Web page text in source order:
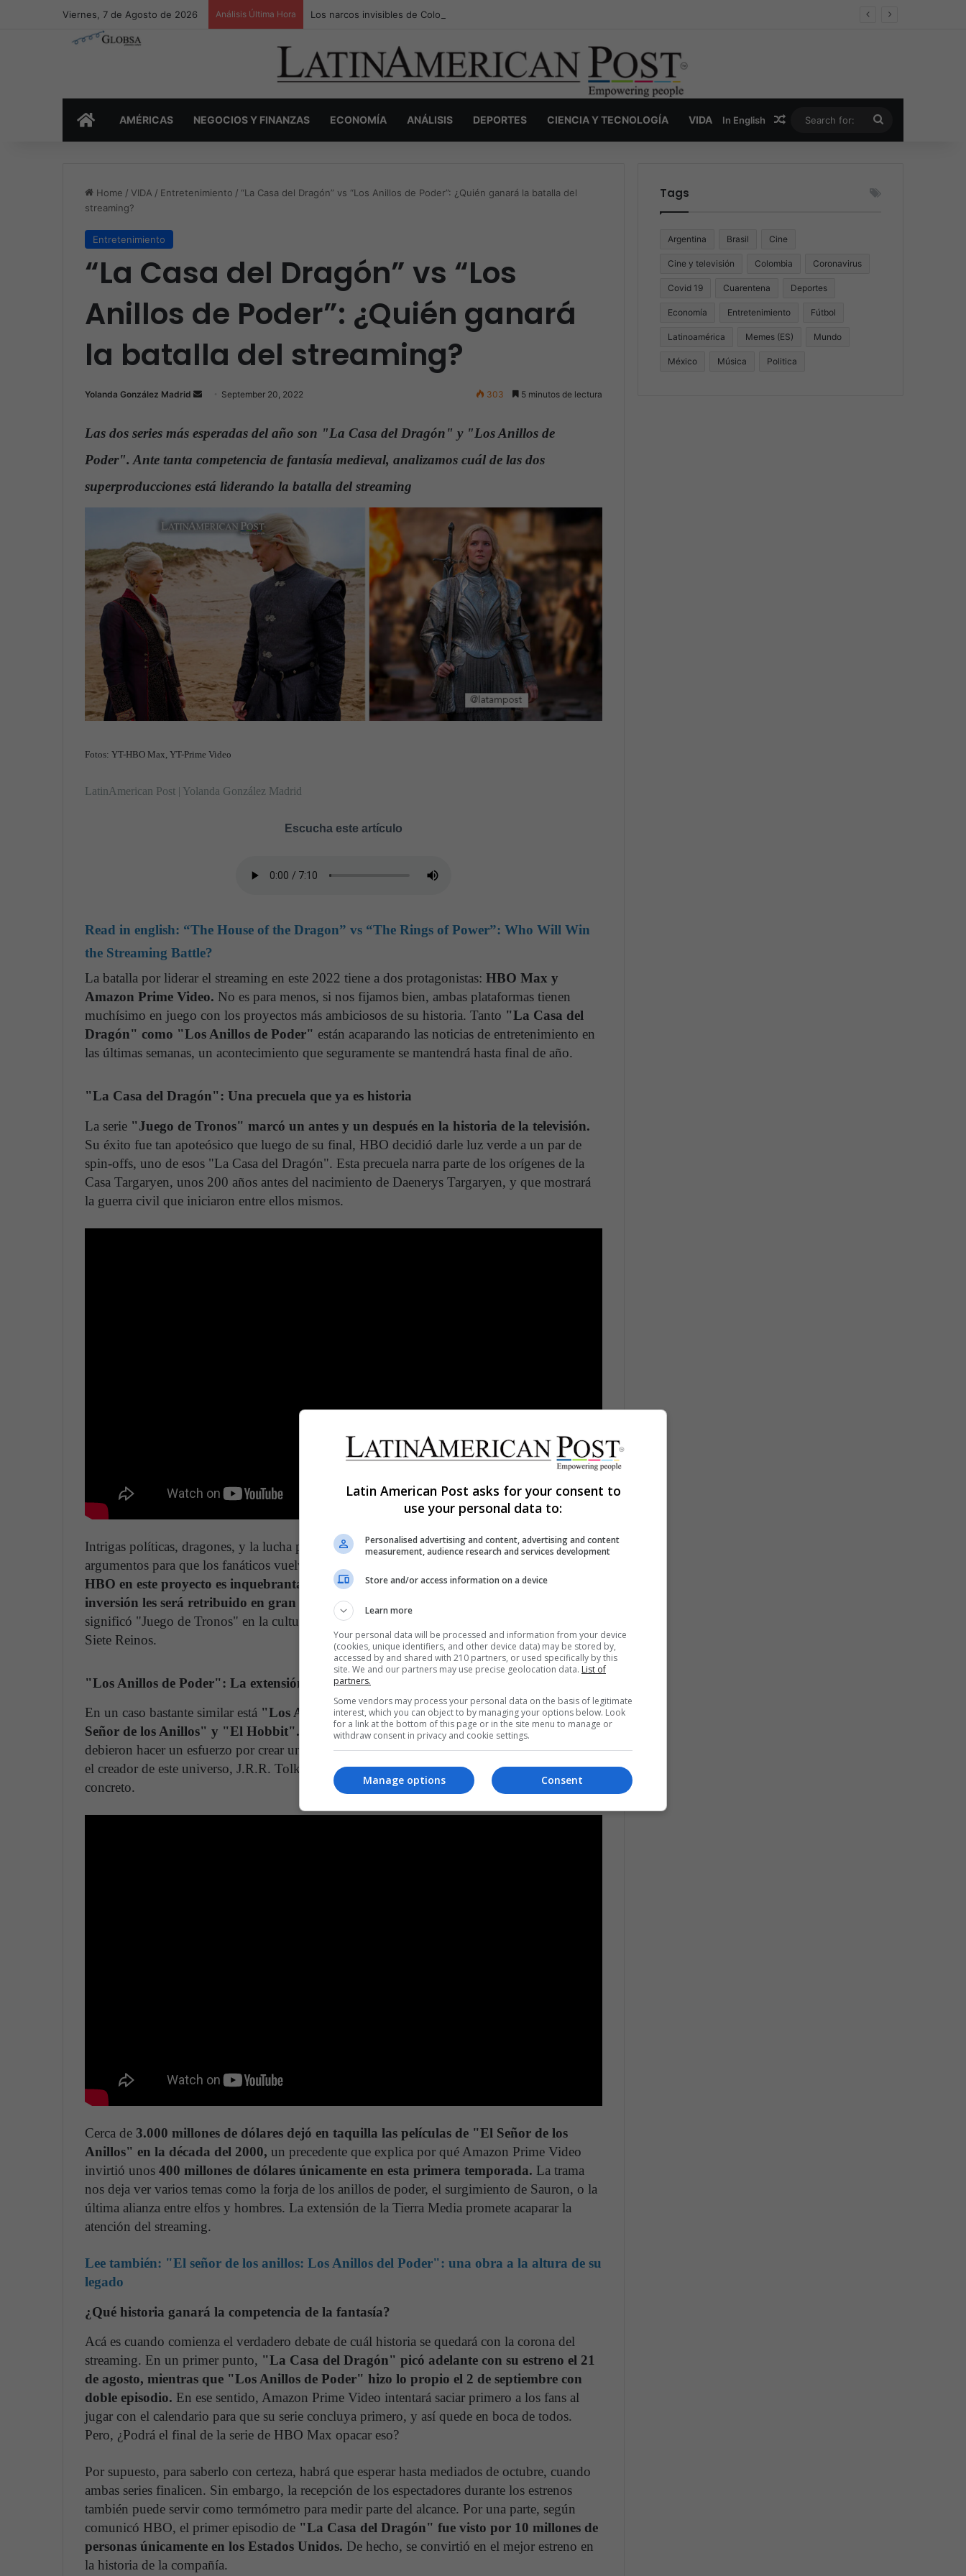
Viernes, 7 de Agosto de 2026 Análisis Última Hora Los narcos invisibles de Colombia: la guerra secreta por la verdad, el poder y la nueva economía de la droga
INICIOAMÉRICAS NEGOCIOS Y FINANZAS ECONOMÍA ANÁLISIS DEPORTES CIENCIA Y TECNOLOGÍA VIDA In English Random Article
for:
Home / VIDA / Entretenimiento / “La Casa del Dragón” vs “Los Anillos de Poder”: ¿Quién ganará la batalla del
streaming?
Entretenimiento
“La Casa del Dragón” vs “Los
Anillos de Poder”: ¿Quién ganará
la batalla del streaming?
Yolanda González Madrid
n
a
a
i
September 20, 2022 303 5 minutos de lectura
Las dos series más esperadas del año son "La Casa del Dragón" y "Los Anillos de
Poder". Ante tanta competencia de fantasía medieval, analizamos cuál de las dos
superproducciones está liderando la batalla del streaming
Fotos: YT-HBO Max, YT-Prime Video
LatinAmerican Post | Yolanda González Madrid
Escucha este artículo
Read in english: “The House of the Dragon” vs “The Rings of Power”: Who Will Win
the Streaming Battle?
La batalla por liderar el streaming en este 2022 tiene a dos protagonistas: HBO Max y
Amazon Prime Video. No es para menos, si nos fijamos bien, ambas plataformas tienen
muchísimo en juego con los proyectos más ambiciosos de su historia. Tanto "La Casa del
Dragón" como "Los Anillos de Poder" están acaparando las noticias de entretenimiento en
las últimas semanas, un acontecimiento que seguramente se mantendrá hasta final de año.
"La Casa del Dragón": Una precuela que ya es historia
La serie "Juego de Tronos" marcó un antes y un después en la historia de la televisión.
Su éxito fue tan apoteósico que luego de su final, HBO decidió darle luz verde a un par de
spin-offs, uno de esos "La Casa del Dragón". Esta precuela narra parte de los orígenes de la
Casa Targaryen, unos 200 años antes del nacimiento de Daenerys Targaryen, y que mostrará
la guerra civil que iniciaron entre ellos mismos.
Intrigas políticas, dragones, y la lucha por sentarse en el Trono de Hierro son parte de los
argumentos para que los fanáticos vuelvan a engancharse con la fantasía medieval.
HBO en este proyecto es inquebrantable y saben que los casi 200 millones de dólares de
inversión les será retribuido en gran medida.Entre la nostalgia y el fenómeno que
significó "Juego de Tronos" en la cultura popular actual, los vientos soplan muy a favor en los
Siete Reinos.
"Los Anillos de Poder": La extensión del universo de Tolkien
En un caso bastante similar está "Los Anillos de Poder", precuela de la trilogía de "El
Señor de los Anillos" y "El Hobbit".
El detalle de esta serie es que los productores sí
debieron hacer un esfuerzo por crear una historia acorde a lo que muchos conocemos, ya que
el creador de este universo, J.R.R. Tolkien, solo dejó algunas notas sin ninguna historia en
concreto.
Cerca de 3.000 millones de dólares dejó en taquilla las películas de "El Señor de los
Anillos" en la década del 2000, un precedente que explica por qué Amazon Prime Video
invirtió unos 400 millones de dólares únicamente en esta primera temporada. La trama
nos deja ver varios temas como la forja de los anillos de poder, el surgimiento de Sauron, o la
última alianza entre elfos y hombres. La extensión de la Tierra Media promete acaparar la
atención del streaming.
Lee también: "El señor de los anillos: Los Anillos del Poder": una obra a la altura de su
legado
¿Qué historia ganará la competencia de la fantasía?
Acá es cuando comienza el verdadero debate de cuál historia se quedará con la corona del
streaming. En un primer punto, "La Casa del Dragón" picó adelante con su estreno el 21
de agosto, mientras que "Los Anillos de Poder" hizo lo propio el 2 de septiembre con
doble episodio. En ese sentido, Amazon Prime Video intentará saciar primero a los fans al
jugar con el calendario para que su serie concluya primero, y así quede en boca de todos.
Pero, ¿Podrá el final de la serie de HBO Max opacar eso?
Por supuesto, para saberlo con certeza, habrá que esperar hasta mediados de octubre, cuando
ambas series finalicen. Sin embargo, la recepción de los espectadores durante los estrenos
también puede servir como termómetro para medir parte del alcance. Por una parte, según
comunicó HBO, el primer episodio de "La Casa del Dragón" fue visto por 10 millones de
personas únicamente en los Estados Unidos. De hecho, se convirtió en el mejor estreno en
la historia de la compañía.
Tags
Argentina Brasil Cine
Cine y televisión Colombia Coronavirus
Covid 19 Cuarentena Deportes
Economía Entretenimiento Fútbol
Latinoamérica Memes (ES) Mundo
México Música Politica
Latin American Post asks for your consent to
use your personal data to:
Personalised advertising and content, advertising and content
measurement, audience research and services development
Store and/or access information on a device
Learn more
Your personal data will be processed and information from your device
(cookies, unique identifiers, and other device data) may be stored by,
accessed by and shared with 210 partners, or used specifically by this
site. We and our partners may use precise geolocation data. List of
partners.
Some vendors may process your personal data on the basis of legitimate
interest, which you can object to by managing your options below. Look
for a link at the bottom of this page or in the site menu to manage or
withdraw consent in privacy and cookie settings.
Consent
Manage options